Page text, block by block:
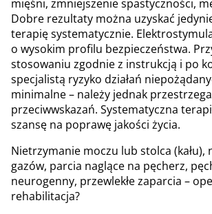
mięśni, zmniejszenie spastyczności,
Dobre rezultaty można uzyskać
terapię systematycznie.
o wysokim profilu bezpieczeństwa.
stosowaniu zgodnie z instrukcją i po
specjalistą ryzyko działań
minimalne – należy jednak
przeciwwskazań. Systematyczna
szansę na poprawę jakości życia.
Nietrzymanie moczu lub stolca (kału),
gazów, parcia naglące na pęcherz,
neurogenny, przewlekłe zaparcia –
rehabilitacja?